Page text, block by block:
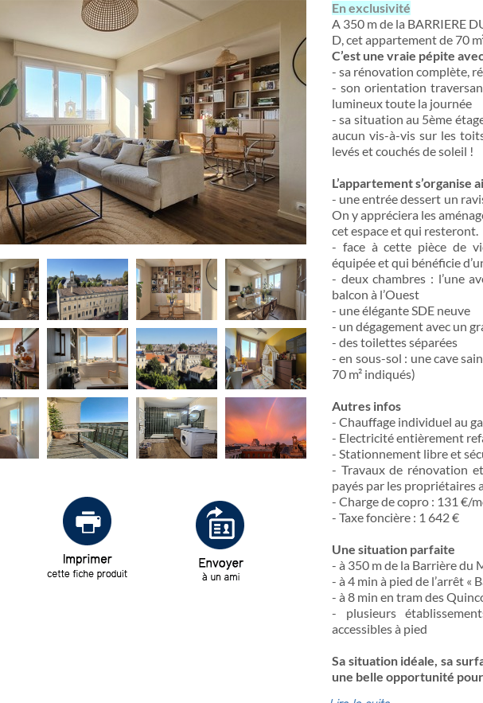
En exclusivité
A 350 m de la BARRIERE
D, cet appartement de 70
C’est une vraie pépite
- sa rénovation complète,
- son orientation
lumineux toute la journée
- sa situation au 5ème
aucun vis-à-vis sur les
levés et couchés de soleil !
L’appartement s’organise
- une entrée dessert un
On y appréciera les
cet espace et qui resteront.
- face à cette pièce de
équipée et qui bénéficie
- deux chambres : l’une
balcon à l’Ouest
- une élégante SDE neuve
- un dégagement avec un
- des toilettes séparées
- en sous-sol : une cave
70 m² indiqués)
Autres infos
- Chauffage individuel au
- Electricité entièrement
- Stationnement libre et
- Travaux de rénovation
payés par les propriétaires
- Charge de copro : 131 €/
- Taxe foncière : 1 642 €
Une situation parfaite
- à 350 m de la Barrière du
- à 4 min à pied de l’arrêt «
- à 8 min en tram des
- plusieurs
accessibles à pied
Sa situation idéale, sa
une belle opportunité